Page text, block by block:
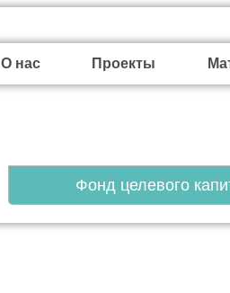
О нас Проекты
Фонд целевого